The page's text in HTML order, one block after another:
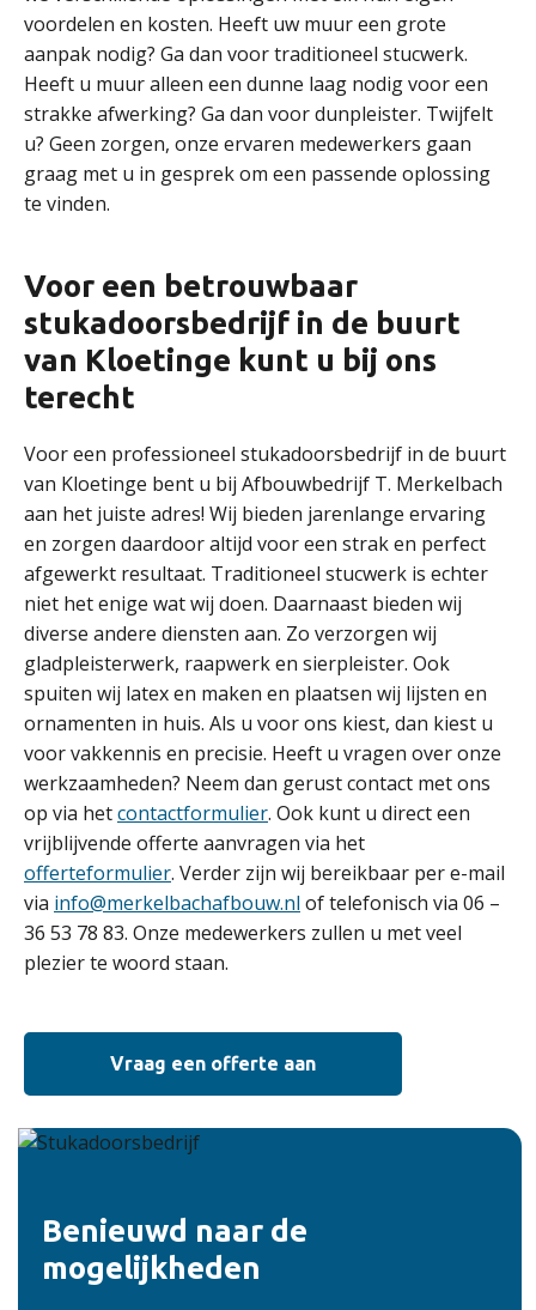
voordelen en kosten. Heeft uw muur een grote
aanpak nodig? Ga dan voor traditioneel stucwerk.
Heeft u muur alleen een dunne laag nodig voor een
strakke afwerking? Ga dan voor dunpleister. Twijfelt
u? Geen zorgen, onze ervaren medewerkers gaan
graag met u in gesprek om een passende oplossing
te vinden.
Voor een betrouwbaar
stukadoorsbedrijf in de buurt
van Kloetinge kunt u bij ons
terecht
Voor een professioneel stukadoorsbedrijf in de buurt
van Kloetinge bent u bij Afbouwbedrijf T. Merkelbach
aan het juiste adres! Wij bieden jarenlange ervaring
en zorgen daardoor altijd voor een strak en perfect
afgewerkt resultaat. Traditioneel stucwerk is echter
niet het enige wat wij doen. Daarnaast bieden wij
diverse andere diensten aan. Zo verzorgen wij
gladpleisterwerk, raapwerk en sierpleister. Ook
spuiten wij latex en maken en plaatsen wij lijsten en
ornamenten in huis. Als u voor ons kiest, dan kiest u
voor vakkennis en precisie. Heeft u vragen over onze
werkzaamheden? Neem dan gerust contact met ons
op via hetcontactformulier. Ook kunt u direct een
vrijblijvende offerte aanvragen via het
offerteformulier. Verder zijn wij bereikbaar per e-mail
via info@merkelbachafbouw.nl of telefonisch via 06 –
36 53 78 83. Onze medewerkers zullen u met veel
plezier te woord staan.
Vraag een offerte aan
Benieuwd naar de
mogelijkheden